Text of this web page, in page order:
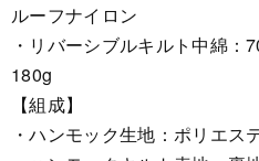
ルーフナイロン
・リバーシブルキルト中綿
180g
【組成】
・ハンモック生地：ポリエス